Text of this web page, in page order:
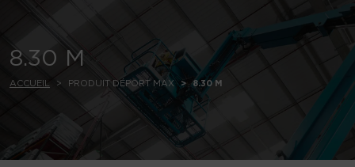
8.30 M
ACCUEIL PRODUIT DÉPORT MAX 8.30 M